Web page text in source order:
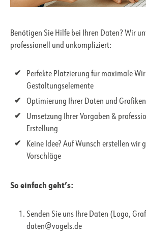
Benötigen Sie Hilfe bei Ihren Daten? Wir
professionell und unkompliziert:
Perfekte Platzierung für maximale
Gestaltungselemente
Optimierung Ihrer Daten und
Umsetzung Ihrer Vorgaben &
Erstellung
Keine Idee? Auf Wunsch erstellen wir
Vorschläge
So einfach geht’s:
Senden Sie uns Ihre Daten (Logo,
daten@vogels.de